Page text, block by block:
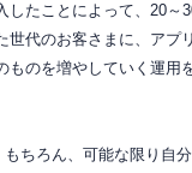
たことによって、 20～
世代のお客さまに、アプ
のを増やしていく運用
ちろん、可能な限り自